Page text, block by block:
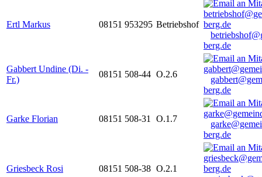
Ertl Markus 08151 953295 Betriebshof
berg.de
Gabbert Undine (Di. -
Fr.)
08151 508-44 O.2.6
berg.de
Garke Florian 08151 508-31 O.1.7
berg.de
Griesbeck Rosi 08151 508-38 O.2.1